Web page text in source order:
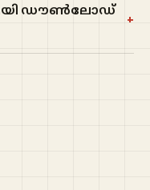
ഡൗൺലോഡ്
+